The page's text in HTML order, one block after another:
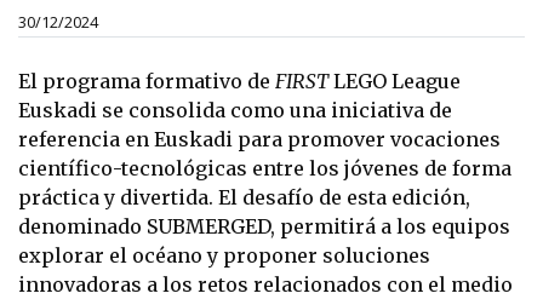
30/12/2024
El programa formativo de FIRST LEGO League
Euskadi se consolida como una iniciativa de
referencia en Euskadi para promover vocaciones
científico-tecnológicas entre los jóvenes de forma
práctica y divertida. El desafío de esta edición,
denominado SUBMERGED, permitirá a los equipos
explorar el océano y proponer soluciones
innovadoras a los retos relacionados con el medio